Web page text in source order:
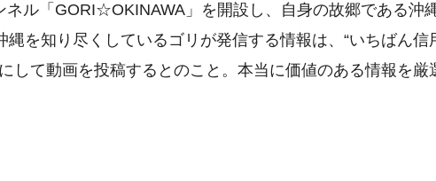
ネル「GORI☆OKINAWA」を開設し、自身の故郷である沖
を知り尽くしているゴリが発信する情報は、“いちばん信
して動画を投稿するとのこと。本当に価値のある情報を厳